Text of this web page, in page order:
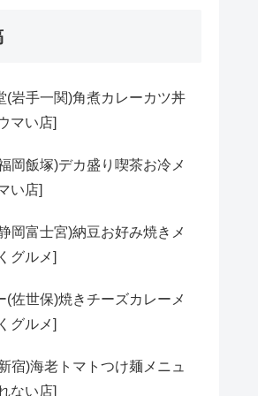
(岩手一関)角煮カレーカツ丼
マい店]
岡飯塚)デカ盛り喫茶お冷メ
い店]
岡富士宮)納豆お好み焼きメ
グルメ]
(佐世保)焼きチーズカレーメ
グルメ]
宿)海老トマトつけ麺メニュ
ない店]